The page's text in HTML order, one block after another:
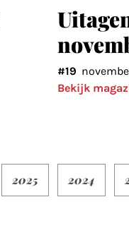
#19
Bekijk
2025 2024